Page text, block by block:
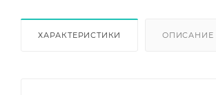
ХАРАКТЕРИСТИКИ ОПИСАНИЕ